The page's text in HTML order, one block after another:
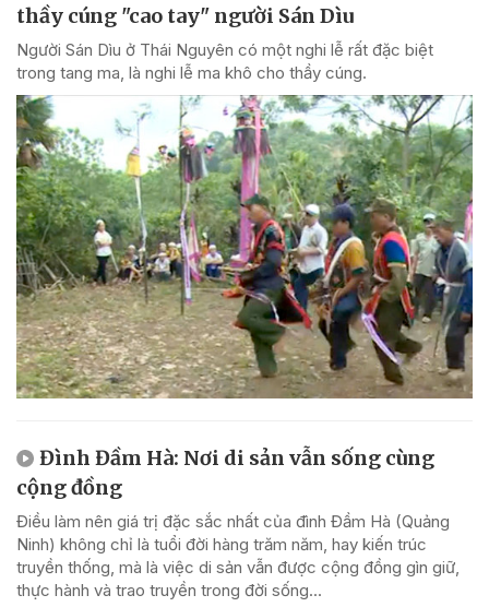
thầy cúng "cao tay" người Sán Dìu
Người Sán Dìu ở Thái Nguyên có một nghi lễ rất đặc biệt
trong tang ma, là nghi lễ ma khô cho thầy cúng.
Đình Đầm Hà: Nơi di sản vẫn sống cùng
cộng đồng
Điều làm nên giá trị đặc sắc nhất của đình Đầm Hà (Quảng
Ninh) không chỉ là tuổi đời hàng trăm năm, hay kiến trúc
truyền thống, mà là việc di sản vẫn được cộng đồng gìn giữ,
thực hành và trao truyền trong đời sống...